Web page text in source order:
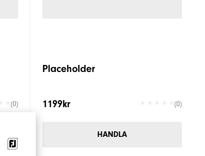
(0)
Placeholder
1199kr (0)
HANDLA